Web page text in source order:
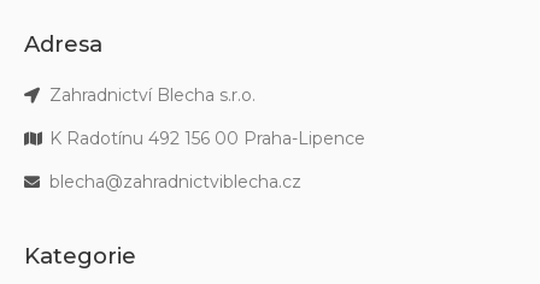
Adresa
Zahradnictví Blecha s.r.o.
K Radotínu 492 156 00 Praha-Lipence
blecha@zahradnictviblecha.cz
Kategorie